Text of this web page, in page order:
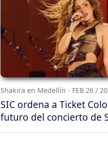
Shakira en Medellín - FEB 26 /
SIC ordena a Ticket
futuro del concierto de